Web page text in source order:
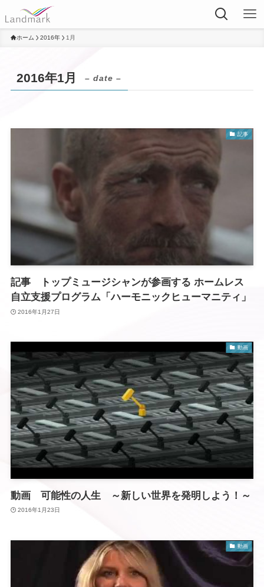
ホーム 2016年 1月
2016年1月 – date –
記事
記事 トップミュージシャンが参画する ホームレス
自立支援プログラム「ハーモニックヒューマニティ」
2016年1月27日
動画
動画 可能性の人生 ～新しい世界を発明しよう！～
2016年1月23日
動画